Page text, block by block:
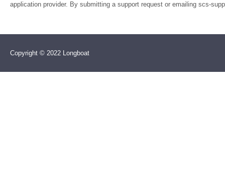
application provider. By submitting a support request or emailing scs-
Copyright © 2022 Longboat